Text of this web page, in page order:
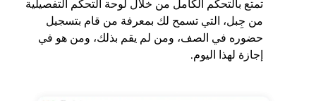
تمتع بالتحكم الكامل من خلال لوحة التحكم التفصيلية
من جِبل، التي تسمح لك بمعرفة من قام بتسجيل
حضوره في الصف، ومن لم يقم بذلك، ومن هو في
إجازة لهذا اليوم.